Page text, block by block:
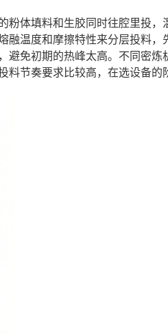
粉体填料和生胶同时往腔里投，
融温度和摩擦特性来分层投料，
避免初期的热峰太高。不同密炼
料节奏要求比较高，在选设备的